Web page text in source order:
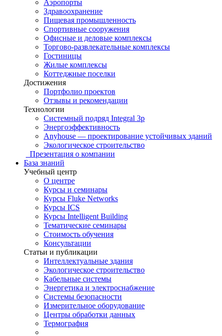
Аэропорты
Здравоохранение
Пищевая промышленность
Спортивные сооружения
Офисные и деловые комплексы
Торгово-развлекательные комплексы
Гостиницы
Жилые комплексы
Коттеджные поселки
Достижения
Портфолио проектов
Отзывы и рекомендации
Технологии
Системный подряд Integral 3p
Энергоэффективность
Anyhouse — проектирование устойчивых зданий
Экологическое строительство
Презентация о компании
База знаний
Учебный центр
О центре
Курсы и семинары
Курсы Fluke Networks
Курсы ICS
Курсы Intelligent Building
Тематические семинары
Стоимость обучения
Консультации
Статьи и публикации
Интеллектуальные здания
Экологическое строительство
Кабельные системы
Энергетика и электроснабжение
Системы безопасности
Измерительное оборудование
Центры обработки данных
Термография